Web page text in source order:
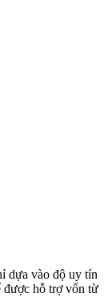
dựa vào độ uy tín
được hỗ trợ vốn từ